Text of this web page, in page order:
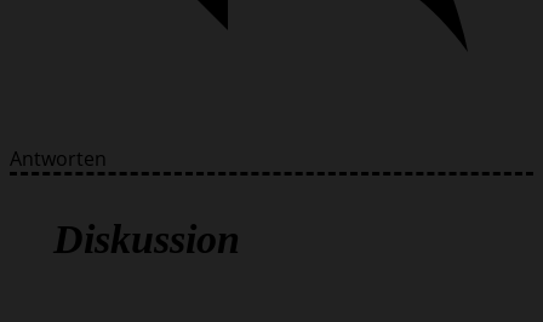
Antworten
Diskussion